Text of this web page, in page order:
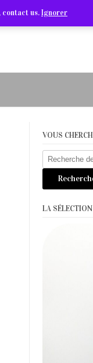
VOUS
Recherche
pour :
LA
contact us.Ignorer